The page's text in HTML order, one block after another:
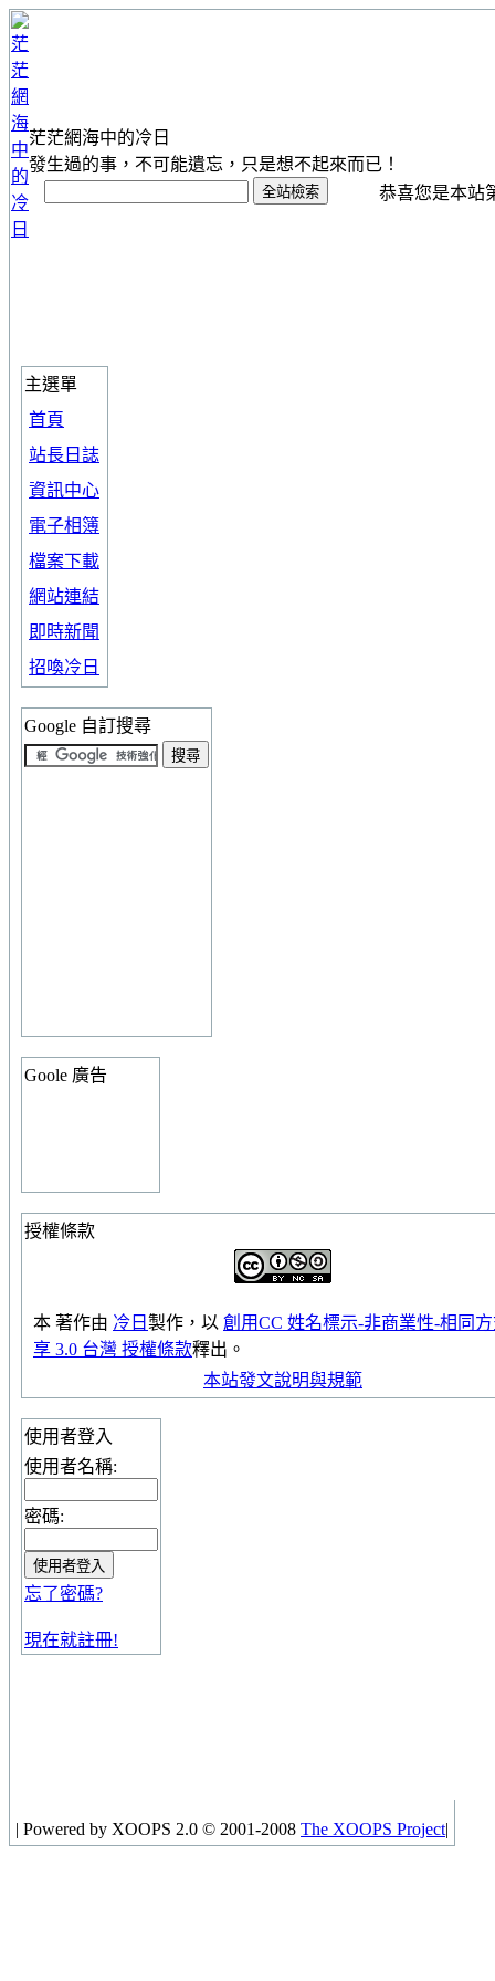
茫茫網海中的冷日
發生過的事，不可能遺忘，只是想不起來而已！
恭喜您是本站
主選單
首頁
站長日誌
資訊中心
電子相簿
檔案下載
網站連結
即時新聞
招喚冷日
Google 自訂搜尋
Goole 廣告
授權條款
本 著作由 冷日 製作，以 創用CC 姓名標示-非商業性-相同
享 3.0 台灣 授權條款釋出。
本站發文說明與規範
使用者登入
使用者名稱:
密碼:
忘了密碼?
現在就註冊!
| Powered by XOOPS 2.0 © 2001-2008 The XOOPS Project|